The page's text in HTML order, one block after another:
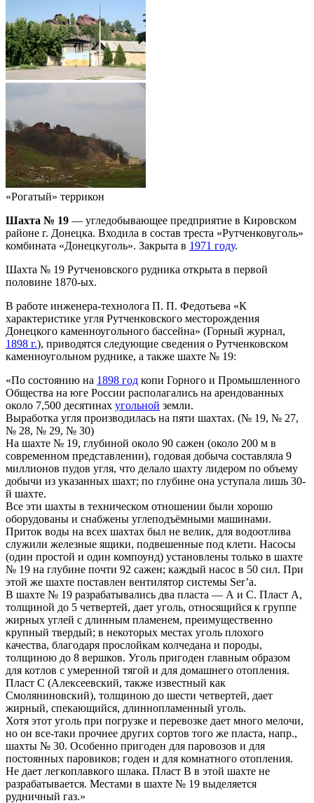
«Рогатый» террикон
Шахта № 19 — угледобывающее предприятие в Кировском
районе г. Донецка. Входила в состав треста «Рутченковуголь»
комбината «Донецкуголь». Закрыта в 1971 году.
Шахта № 19 Рутченовского рудника открыта в первой
половине 1870-ых.
В работе инженера-технолога П. П. Федотьева «К
характеристике угля Рутченковского месторождения
Донецкого каменноугольного бассейна» (Горный журнал,
1898 г.), приводятся следующие сведения о Рутченковском
каменноугольном руднике, а также шахте № 19:
«По состоянию на 1898 год копи Горного и Промышленного
Общества на юге России располагались на арендованных
около 7,500 десятинах угольной земли.
Выработка угля производилась на пяти шахтах. (№ 19, № 27,
№ 28, № 29, № 30)
На шахте № 19, глубиной около 90 сажен (около 200 м в
современном представлении), годовая добыча составляла 9
миллионов пудов угля, что делало шахту лидером по объему
добычи из указанных шахт; по глубине она уступала лишь 30-
й шахте.
Все эти шахты в техническом отношении были хорошо
оборудованы и снабжены углеподъёмными машинами.
Приток воды на всех шахтах был не велик, для водоотлива
служили железные ящики, подвешенные под клети. Насосы
(один простой и один компоунд) установлены только в шахте
№ 19 на глубине почти 92 сажен; каждый насос в 50 сил. При
этой же шахте поставлен вентилятор системы Sеr’а.
В шахте № 19 разрабатывались два пласта — А и С. Пласт А,
толщиной до 5 четвертей, дает уголь, относящийся к группе
жирных углей с длинным пламенем, преимущественно
крупный твердый; в некоторых местах уголь плохого
качества, благодаря прослойкам колчедана и породы,
толщиною до 8 вершков. Уголь пригоден главным образом
для котлов с умеренной тягой и для домашнего отопления.
Пласт С (Алексеевский, также известный как
Смоляниновский), толщиною до шести четвертей, дает
жирный, спекающийся, длиннопламенный уголь.
Хотя этот уголь при погрузке и перевозке дает много мелочи,
но он все-таки прочнее других сортов того же пласта, напр.,
шахты № 30. Особенно пригоден для паровозов и для
постоянных паровиков; годен и для комнатного отопления.
Не дает легкоплавкого шлака. Пласт В в этой шахте не
разрабатывается. Местами в шахте № 19 выделяется
рудничный газ.»